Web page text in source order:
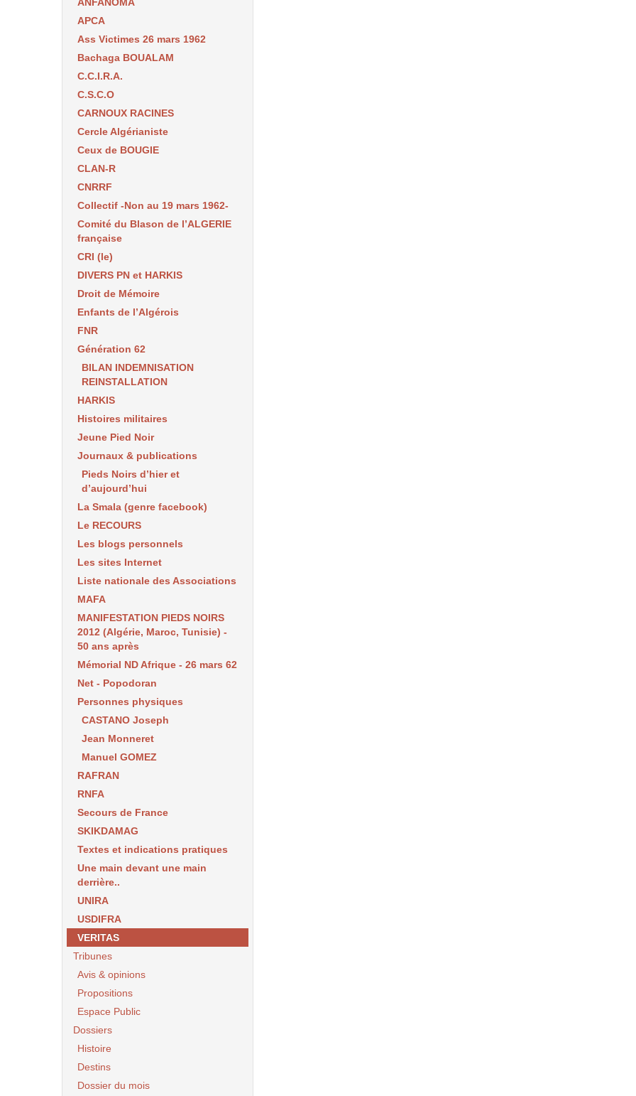
APCA
Ass Victimes 26 mars 1962
Bachaga BOUALAM
C.C.I.R.A.
C.S.C.O
CARNOUX RACINES
Cercle Algérianiste
Ceux de BOUGIE
CLAN-R
CNRRF
Collectif -Non au 19 mars 1962-
Comité du Blason de l’ALGERIE
française
CRI (le)
DIVERS PN et HARKIS
Droit de Mémoire
Enfants de l’Algérois
FNR
Génération 62
BILAN INDEMNISATION
REINSTALLATION
HARKIS
Histoires militaires
Jeune Pied Noir
Journaux & publications
Pieds Noirs d’hier et
d’aujourd’hui
La Smala (genre facebook)
Le RECOURS
Les blogs personnels
Les sites Internet
Liste nationale des Associations
MAFA
MANIFESTATION PIEDS NOIRS
2012 (Algérie, Maroc, Tunisie) -
50 ans après
Mémorial ND Afrique - 26 mars 62
Net - Popodoran
Personnes physiques
CASTANO Joseph
Jean Monneret
Manuel GOMEZ
RAFRAN
RNFA
Secours de France
SKIKDAMAG
Textes et indications pratiques
Une main devant une main
derrière..
UNIRA
USDIFRA
VERITAS
Tribunes
Avis & opinions
Propositions
Espace Public
Dossiers
Histoire
Destins
Dossier du mois